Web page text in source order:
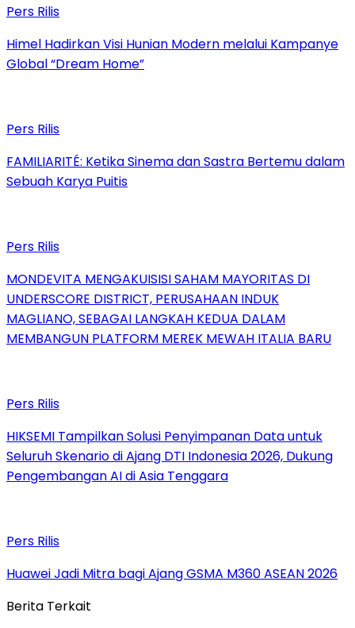
Pers Rilis
Himel Hadirkan Visi Hunian Modern melalui Kampanye
Global “Dream Home”
Pers Rilis
FAMILIARITÉ: Ketika Sinema dan Sastra Bertemu dalam
Sebuah Karya Puitis
Pers Rilis
MONDEVITA MENGAKUISISI SAHAM MAYORITAS DI
UNDERSCORE DISTRICT, PERUSAHAAN INDUK
MAGLIANO, SEBAGAI LANGKAH KEDUA DALAM
MEMBANGUN PLATFORM MEREK MEWAH ITALIA BARU
Pers Rilis
HIKSEMI Tampilkan Solusi Penyimpanan Data untuk
Seluruh Skenario di Ajang DTI Indonesia 2026, Dukung
Pengembangan AI di Asia Tenggara
Pers Rilis
Huawei Jadi Mitra bagi Ajang GSMA M360 ASEAN 2026
Berita Terkait